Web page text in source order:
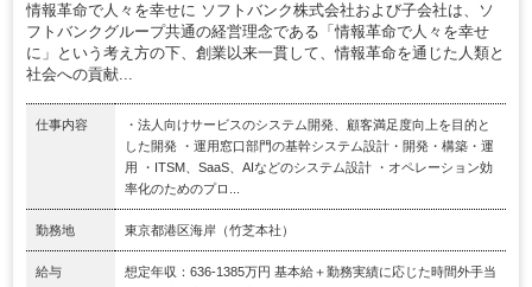
情報革命で人々を幸せに ソフトバンク株式会社および子会社は、ソ
フトバンクグループ共通の経営理念である「情報革命で人々を幸せ
に」という考え方の下、創業以来一貫して、情報革命を通じた人類と
社会への貢献...
仕事内容
・法人向けサービスのシステム開発、顧客満足度向上を目的と
した開発 ・運用窓口部門の基幹システム設計・開発・構築・運
用 ・ITSM、SaaS、AIなどのシステム設計 ・オペレーション効
率化のためのプロ...
勤務地 東京都港区海岸（竹芝本社）
給与
想定年収：636-1385万円 基本給＋勤務実績に応じた時間外手当